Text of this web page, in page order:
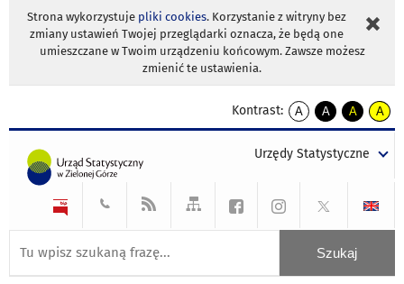
Strona wykorzystuje pliki cookies. Korzystanie z witryny bez
zmiany ustawień Twojej przeglądarki oznacza, że będą one
umieszczane w Twoim urządzeniu końcowym. Zawsze możesz
zmienić te ustawienia.
Kontrast:
A
kontrast
A
kontrast
tekst
czarnym
A
kontrast
tekst
czarnym
A
tekst
żółtym
Urzędy Statystyczne